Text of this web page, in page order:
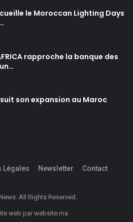
le Moroccan Lighting Days
rapproche la banque des
son expansion au Maroc
Légales Newsletter Contact
All Rights Reserved.
web par website.ma